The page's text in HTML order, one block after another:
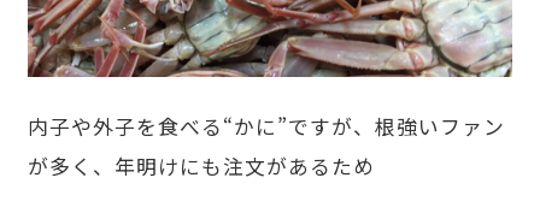
内子や外子を食べる“かに”ですが、根強いファン
が多く、年明けにも注文があるため